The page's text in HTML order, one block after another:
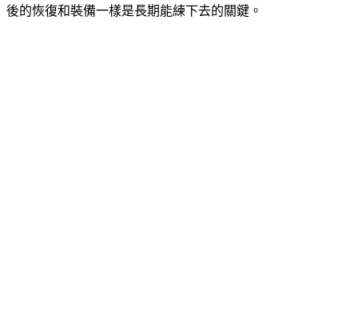
後的恢復和裝備一樣是長期能練下去的關鍵。